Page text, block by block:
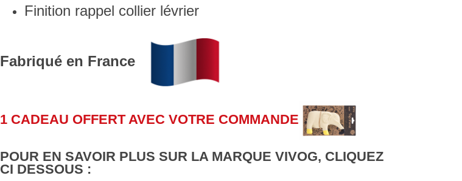
Finition rappel collier lévrier
Fabriqué en France
1 CADEAU OFFERT AVEC VOTRE COMMANDE
POUR EN SAVOIR PLUS SUR LA MARQUE VIVOG, CLIQUEZ
CI DESSOUS :